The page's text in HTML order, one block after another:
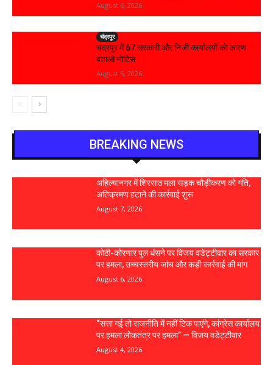
August 6, 2026
चंद्रपूर
चंद्रपुर में 67 सरकारी और निजी कार्यालयों को कारण
बताओ नोटिस
August 5, 2026
BREAKING NEWS
अहिल्यानगर में शिरसाठ मला सड़क चौड़ीकरण को गति,
अतिक्रमण हटाने की कार्रवाई शुरू
August 7, 2026
कोठी-कोरणार पुल धंसने पर विजय वडेट्टीवार का सरकार
पर हमला, उच्चस्तरीय जांच और कड़ी कार्रवाई की मांग
August 6, 2026
“सत्ता गई तो राजनीति में नहीं टिक पाएंगे, कांग्रेस कार्यालय
पर हमला लोकतंत्र पर हमला” — विजय वडेट्टीवार
August 4, 2026